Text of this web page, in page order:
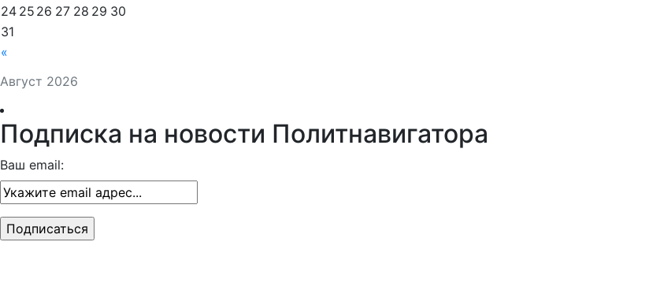
Август 2026
«
24 25 26 27 28 29 30
31
Подписка на новости Политнавигатора
Ваш email: